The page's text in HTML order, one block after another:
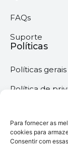
Para fornecer as
cookies para
Consentir com
FAQs
Suporte
Políticas
Políticas gerais
Política de
Termos &
Política de